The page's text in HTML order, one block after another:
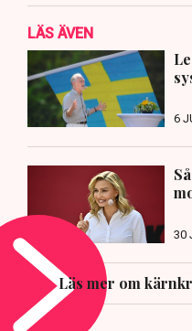
LÄS ÄVEN
6
30
Läs mer om